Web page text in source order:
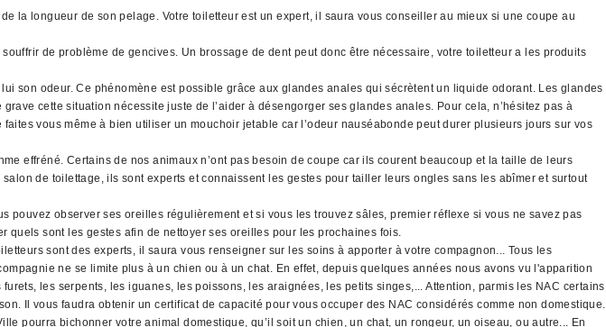
la longueur de son pelage. Votre toiletteur est un expert, il saura vous conseiller au mieux si une coupe au
de problème de gencives. Un brossage de dent peut donc être nécessaire, votre toiletteur a les produits
son odeur. Ce phénomène est possible grâce aux glandes anales qui sécrètent un liquide odorant. Les glandes
cette situation nécessite juste de l’aider à désengorger ses glandes anales. Pour cela, n’hésitez pas à
vous même à bien utiliser un mouchoir jetable car l’odeur nauséabonde peut durer plusieurs jours sur vos
effréné. Certains de nos animaux n’ont pas besoin de coupe car ils courent beaucoup et la taille de leurs
de toilettage, ils sont experts et connaissent les gestes pour tailler leurs ongles sans les abîmer et surtout
observer ses oreilles régulièrement et si vous les trouvez sâles, premier réflexe si vous ne savez pas
quels sont les gestes afin de nettoyer ses oreilles pour les prochaines fois.
sont des experts, il saura vous renseigner sur les soins à apporter à votre compagnon... Tous les
ne se limite plus à un chien ou à un chat. En effet, depuis quelques années nous avons vu l'apparition
les serpents, les iguanes, les poissons, les araignées, les petits singes,... Attention, parmis les NAC certains
Il vous faudra obtenir un certificat de capacité pour vous occuper des NAC considérés comme non domestique.
pourra bichonner votre animal domestique, qu’il soit un chien, un chat, un rongeur, un oiseau, ou autre... En